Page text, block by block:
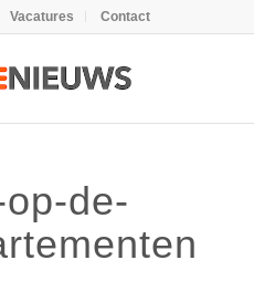
Vacatures Contact
de-